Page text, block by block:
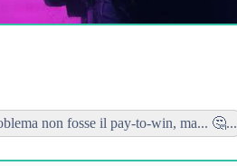
non fosse il pay-to-win, ma... 🤔...